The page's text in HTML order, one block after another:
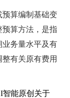
算编制基础变
算方法，是指
业务量水平及有
有关原有费用
智能原创关于